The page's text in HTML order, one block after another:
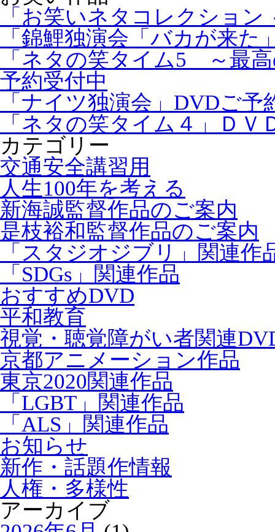
「お笑いネタコレクショ
「錦鯉独演会「バカが来
「ネタの笑タイム5 ～最
予約受付中
「ナイツ独演会」DVDご予
「ネタの笑タイム４」ＤＶ
カテゴリー
交通安全講習用
人生100年を考える
新海誠監督作品のご案内
是枝裕和監督作品のご案内
「スタジオジブリ」関連作
「SDGs」関連作品
おすすめDVD
平和教育
視覚・聴覚障がい者関連
京都アニメーション作品
東京2020関連作品
「LGBT」関連作品
「ALS」関連作品
お知らせ
新作・話題作情報
人権・多様性
アーカイブ